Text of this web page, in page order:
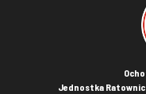
Jednostka